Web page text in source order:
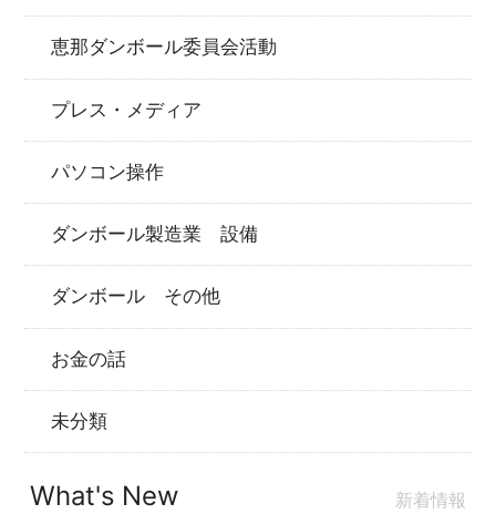
恵那ダンボール委員会活動
プレス・メディア
パソコン操作
ダンボール製造業 設備
ダンボール その他
お金の話
未分類
What's New 新着情報